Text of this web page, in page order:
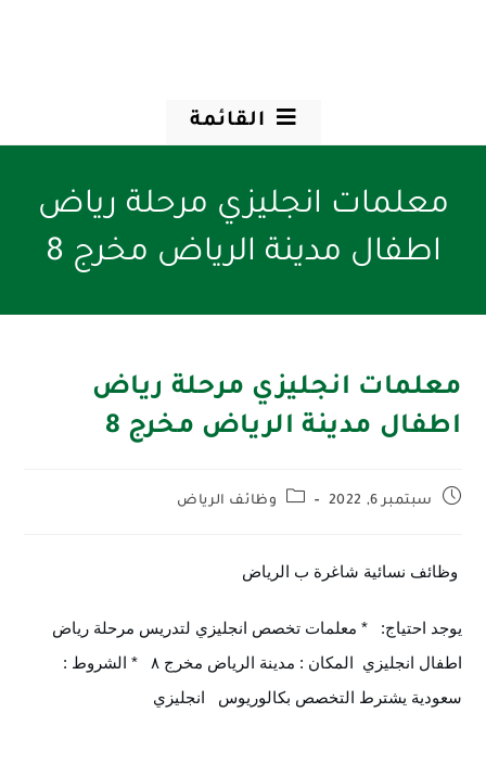
القائمة
معلمات انجليزي مرحلة رياض
اطفال مدينة الرياض مخرج 8
معلمات انجليزي مرحلة رياض
اطفال مدينة الرياض مخرج 8
سبتمبر 6, 2022 وظائف الرياض
وظائف نسائية شاغرة ب الرياض
سعودية يشترط التخصص بكالوريوس   انجليزي